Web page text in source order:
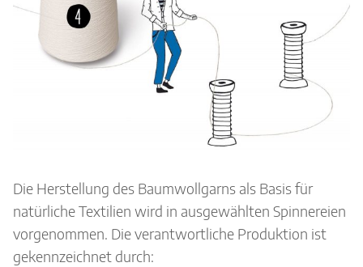
Die Herstellung des Baumwollgarns als Basis für
natürliche Textilien wird in ausgewählten Spinnereien
vorgenommen. Die verantwortliche Produktion ist
gekennzeichnet durch: